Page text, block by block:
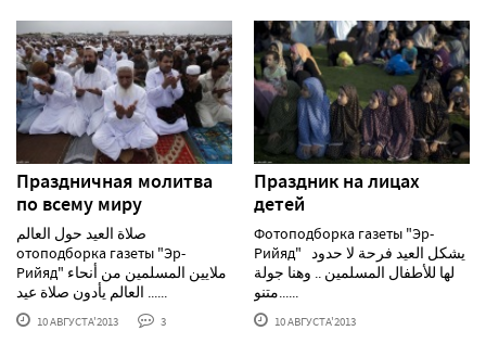
Праздничная молитва
по всему миру
صلاة العيد حول العالم
отоподборка газеты "Эр-
Рийяд" ملايين المسلمين من أنحاء
العالم يأدون صلاة عيد ......
10 АВГУСТА'2013 3
Праздник на лицах
детей
Фотоподборка газеты "Эр-
Рийяд" يشكل العيد فرحة لا حدود
لها للأطفال المسلمين .. وهنا جولة
متنو......
10 АВГУСТА'2013